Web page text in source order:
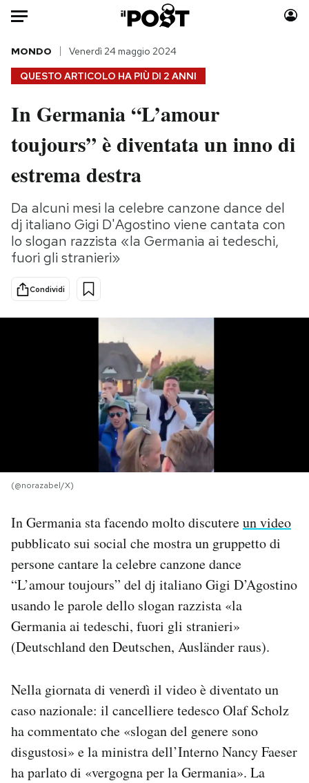
Auto
HOME
Italia
Politica
Tecnologia
Scienza
Economia
Sport
Moda
Consumismi
Media
Europa
NEWSLETTER
I MIEI PREFERITI
SHOP
CALENDARIO
AREA PERSONALE
Area Personale
Newsletter
Notifiche mobile
Regala il Post
Esci
QUESTO ARTICOLO HA PIÙ DI 2 ANNI
MONDO Venerdì 24 maggio 2024
In Germania “L’amour
toujours” è diventata un inno di
estrema destra
Da alcuni mesi la celebre canzone dance del
dj italiano Gigi D'Agostino viene cantata con
lo slogan razzista «la Germania ai tedeschi,
fuori gli stranieri»
Condividi
(@norazabel/X)
In Germania sta facendo molto discutereun video
pubblicato sui social che mostra un gruppetto di
persone cantare la celebre canzone dance
“L’amour toujours” del dj italiano Gigi D’Agostino
usando le parole dello slogan razzista «la
Germania ai tedeschi, fuori gli stranieri»
(Deutschland den Deutschen, Ausländer raus).
Nella giornata di venerdì il video è diventato un
caso nazionale: il cancelliere tedesco Olaf Scholz
ha commentato che «slogan del genere sono
disgustosi» e la ministra dell’Interno Nancy Faeser
ha parlato di «vergogna per la Germania». La